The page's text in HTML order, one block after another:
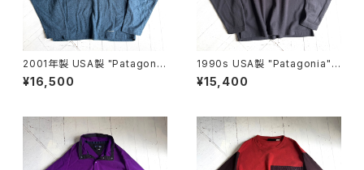
2001年製 USA製 "Patagoni
a" rincon foodie
¥16,500
1990s USA製 "Patagonia"
MICRO D-LUXE pullover
¥15,400